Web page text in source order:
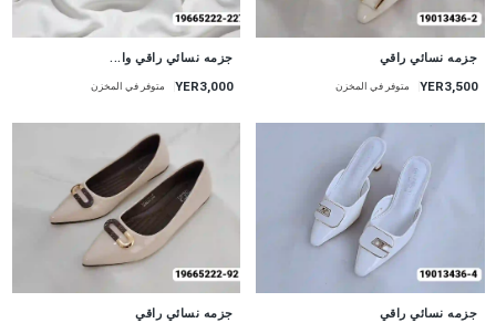
جزمه نسائي راقي
YER3,500 متوفر في المخزن
جزمه نسائي راقي وا...
YER3,000 متوفر في المخزن
جزمه نسائي راقي جزمه نسائي راقي